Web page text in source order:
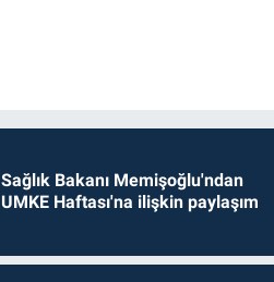
Sağlık Bakanı Memişoğlu'ndan
UMKE Haftası'na ilişkin paylaşım